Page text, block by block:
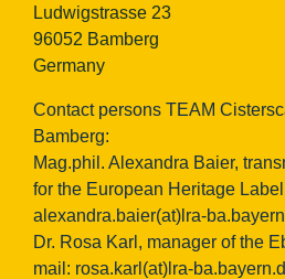
Ludwigstrasse 23
96052 Bamberg
Germany
Contact persons TEAM
Bamberg:
Mag.phil. Alexandra Baier,
for the European Heritage
alexandra.baier(at)lra-
Dr. Rosa Karl, manager of the
mail: rosa.karl(at)lra-